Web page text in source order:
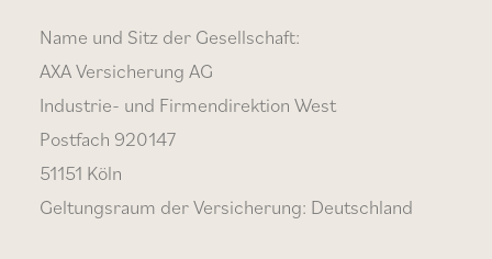
Name und Sitz der Gesellschaft:
AXA Versicherung AG
Industrie- und Firmendirektion West
Postfach 920147
51151 Köln
Geltungsraum der Versicherung: Deutschland